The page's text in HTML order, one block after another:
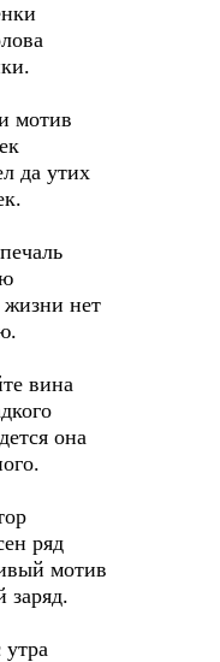
мотив
да утих
нет
вина
она
ряд
мотив